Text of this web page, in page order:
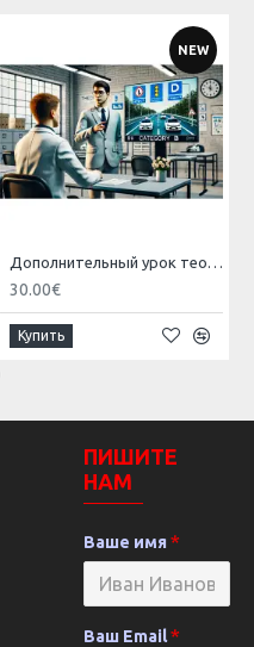
NEW
Дополнительный урок теории для категории B
30.00€
Купить
ПИШИТЕ
НАМ
Ваше имя
Ваш Email